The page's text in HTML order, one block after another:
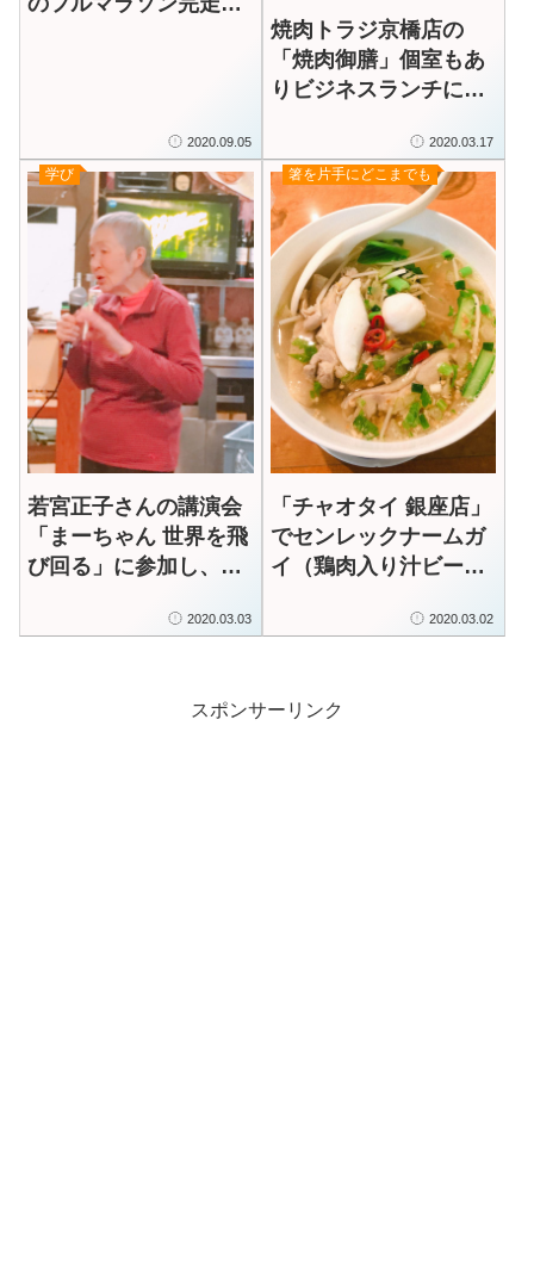
2020.09.05
焼肉トラジ京橋店の
「焼肉御膳」個室もあ
りビジネスランチに最
2020.03.17
学び
若宮正子さんの講演会
「まーちゃん 世界を飛
び回る」に参加し、自
が生きていてよかった
2020.03.03
箸を片手にどこまでも
「チャオタイ 銀座店」
でセンレックナームガ
イ（鶏肉入り汁ビーフ
は辛いだけではない！
2020.03.02
スポンサーリンク